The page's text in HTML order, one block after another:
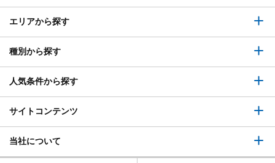
エリアから探す
種別から探す
人気条件から探す
サイトコンテンツ
当社について